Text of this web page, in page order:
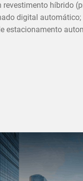
revestimento híbrido
digital automático;
estacionamento